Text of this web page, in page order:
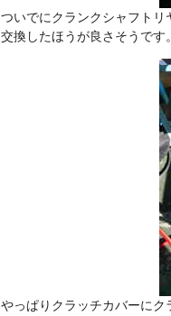
ついでにクランクシャフト
交換したほうが良さそうです
やっぱりクラッチカバーに